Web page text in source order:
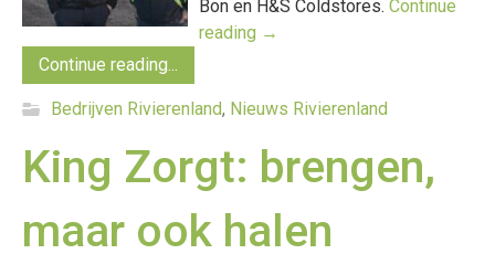
Bon en H&S Coldstores. Continue
reading →
Continue reading...
Bedrijven Rivierenland, Nieuws Rivierenland
King Zorgt: brengen,
maar ook halen